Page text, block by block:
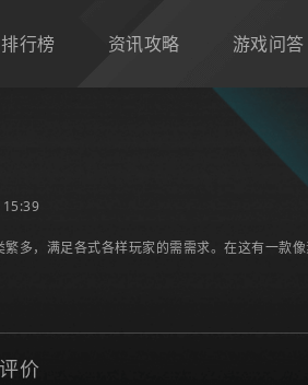
排行榜 资讯攻略 游戏问答
15:39
多，满足各式各样玩家的需需求。在这有一
价